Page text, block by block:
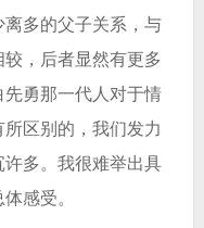
多的父子关系，与
，后者显然有更多
勇那一代人对于情
区别的，我们发力
多。我很难举出具
感受。